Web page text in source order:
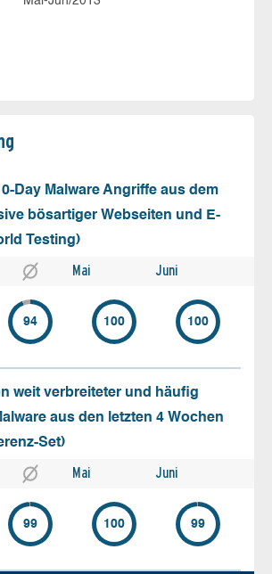
Day Malware Angriffe aus dem
bösartiger Webseiten und E-
Testing)
Mai Juni
94 100 100
weit verbreiteter und häufig
aus den letzten 4 Wochen
Set)
Mai Juni
99 100 99